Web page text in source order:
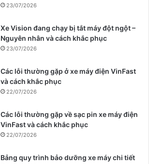
23/07/2026
Xe Vision đang chạy bị tắt máy đột ngột –
Nguyên nhân và cách khắc phục
23/07/2026
Các lỗi thường gặp ở xe máy điện VinFast
và cách khắc phục
22/07/2026
Các lỗi thường gặp về sạc pin xe máy điện
VinFast và cách khắc phục
22/07/2026
Bảng quy trình bảo dưỡng xe máy chi tiết